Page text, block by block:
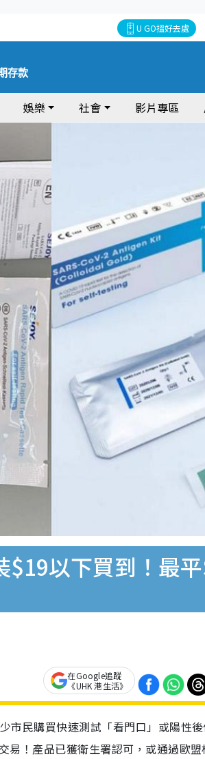
U GO搵好去處
存款
娛樂 社會 影片專區
$19以下買到！最
在Google追蹤
《UHK 港生活》
市民購買快速測試「看門口」或陽性
易！產品已獲衛生署認可，或通過歐盟